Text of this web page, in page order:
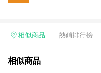
相似商品 熱銷排行榜
相似商品